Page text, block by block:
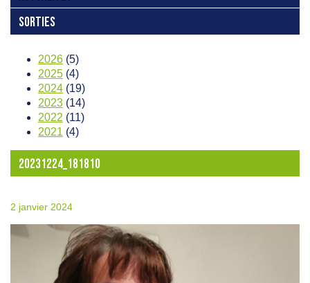
SORTIES
2026 (5)
2025 (4)
2024 (19)
2023 (14)
2022 (11)
2021 (4)
20231224_181810
2 janvier 2024